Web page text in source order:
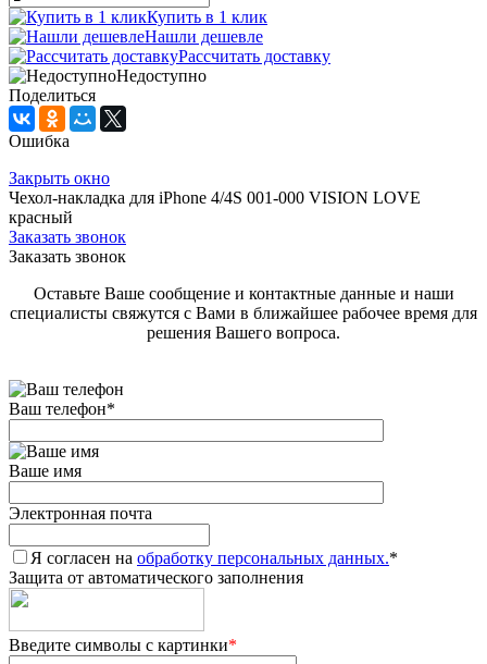
Купить в 1 клик
Нашли дешевле
Рассчитать доставку
Недоступно
Поделиться
Ошибка
Закрыть окно
Чехол-накладка для iPhone 4/4S 001-000 VISION LOVE
красный
Заказать звонок
Заказать звонок
Оставьте Ваше сообщение и контактные данные и наши
специалисты свяжутся с Вами в ближайшее рабочее время для
решения Вашего вопроса.
Ваш телефон*
Ваше имя
Электронная почта
Я согласен на обработку персональных данных.*
Защита от автоматического заполнения
Введите символы с картинки*